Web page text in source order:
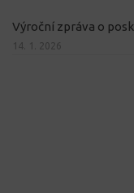
Výroční zpráva o
14. 1. 2026